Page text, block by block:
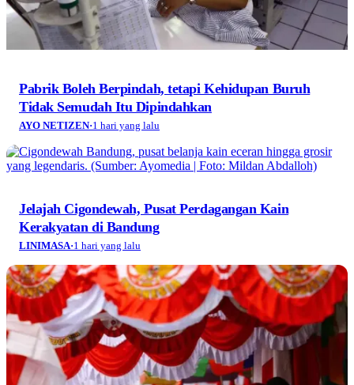
Pabrik Boleh Berpindah, tetapi Kehidupan Buruh
Tidak Semudah Itu Dipindahkan
AYO NETIZEN·1 hari yang lalu
Jelajah Cigondewah, Pusat Perdagangan Kain
Kerakyatan di Bandung
LINIMASA·1 hari yang lalu